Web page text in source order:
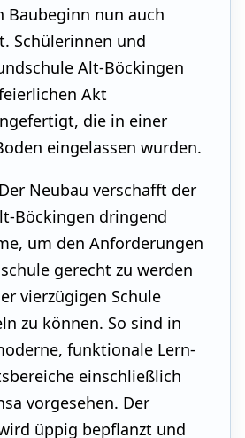
Baubeginn nun auch
Schülerinnen und
Alt-Böckingen
Akt
die in einer
eingelassen wurden.
Der Neubau verschafft der
Böckingen dringend
um den Anforderungen
gerecht zu werden
vierzügigen Schule
zu können. So sind in
funktionale Lern-
einschließlich
vorgesehen. Der
üppig bepflanzt und